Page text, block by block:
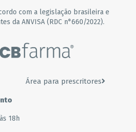
com a legislação brasileira e
da ANVISA (RDC n°660/2022).
Área para prescritores
18h